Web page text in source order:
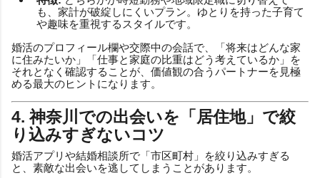
も、家計が破綻しにくいプラン。ゆとりを持った子育て
や趣味を重視するスタイルです。
婚活のプロフィール欄や交際中の会話で、「将来はどんな家
に住みたいか」「仕事と家庭の比重はどう考えているか」を
それとなく確認することが、価値観の合うパートナーを見極
める最大のヒントになります。
4. 神奈川での出会いを「居住地」で絞
り込みすぎないコツ
婚活アプリや結婚相談所で「市区町村」を絞り込みすぎる
と、素敵な出会いを逃してしまうことがあります。